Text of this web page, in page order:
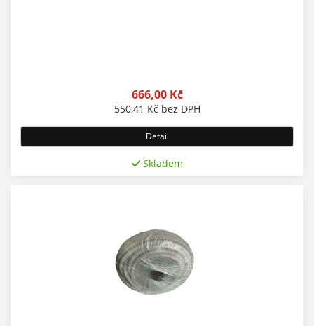
666,00 Kč
550,41 Kč bez DPH
Detail
Skladem